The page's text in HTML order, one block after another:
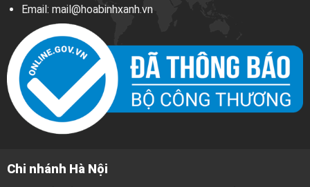
Email: mail@hoabinhxanh.vn
Chi nhánh Hà Nội